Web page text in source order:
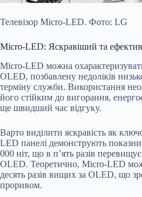
Телевізор Micro-LED. Фото: LG
Micro-LED: Яскравіший та
Micro-LED можна
OLED, позбавлену недоліків
терміну служби. Використання
його стійким до вигорання,
ще швидший час відгуку.
Варто виділити яскравість як
LED панелі демонструють
000 ніт, що в п’ять разів
OLED. Теоретично, Micro-LED
десять разів вищих за OLED, що
проривом.